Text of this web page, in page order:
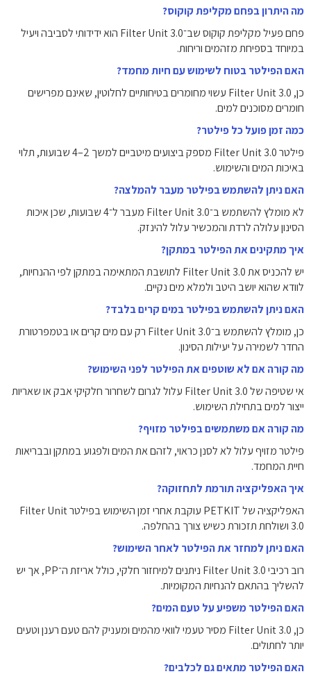
מה היתרון בפחם מקליפת קוקוס?
פחם פעיל מקליפת קוקוס שב־Filter Unit 3.0 הוא ידידותי לסביבה ויעיל
במיוחד בספיחת מזהמים וריחות.
האם הפילטר בטוח לשימוש עם חיות מחמד?
כן, Filter Unit 3.0 עשוי מחומרים בטיחותיים לחלוטין, שאינם מפרישים
חומרים מסוכנים למים.
כמה זמן פועל כל פילטר?
פילטר Filter Unit 3.0 מספק ביצועים מיטביים למשך 2–4 שבועות, תלוי
באיכות המים והשימוש.
האם ניתן להשתמש בפילטר מעבר להמלצה?
לא מומלץ להשתמש ב־Filter Unit 3.0 מעבר ל־4 שבועות, שכן איכות
הסינון עלולה לרדת והמכשיר עלול להינזק.
איך מתקינים את הפילטר במתקן?
יש להכניס את Filter Unit 3.0 לתושבת המתאימה במתקן לפי ההנחיות,
לוודא שהוא יושב היטב ולמלא מים נקיים.
האם ניתן להשתמש בפילטר במים קרים בלבד?
כן, מומלץ להשתמש ב־Filter Unit 3.0 רק עם מים קרים או בטמפרטורת
החדר לשמירה על יעילות הסינון.
מה קורה אם לא שוטפים את הפילטר לפני השימוש?
אי שטיפה של Filter Unit 3.0 עלול לגרום לשחרור חלקיקי אבק או שאריות
ייצור למים בתחילת השימוש.
מה קורה אם משתמשים בפילטר מזויף?
פילטר מזויף עלול לא לסנן כראוי, לזהם את המים ולפגוע במתקן ובבריאות
חיית המחמד.
איך האפליקציה תורמת לתחזוקה?
האפליקציה של PETKIT עוקבת אחרי זמן השימוש בפילטר Filter Unit
3.0 ושולחת תזכורת כשיש צורך בהחלפה.
האם ניתן למחזר את הפילטר לאחר השימוש?
רוב רכיבי Filter Unit 3.0 ניתנים למיחזור חלקי, כולל אריזת ה־PP, אך יש
להשליך בהתאם להנחיות המקומיות.
האם הפילטר משפיע על טעם המים?
כן, Filter Unit 3.0 מסיר טעמי לוואי מהמים ומעניק להם טעם רענן וטעים
יותר לחתולים.
האם הפילטר מתאים גם לכלבים?